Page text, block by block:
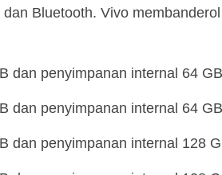
dan Bluetooth. Vivo
dan penyimpanan internal 64
dan penyimpanan internal 64
dan penyimpanan internal 128